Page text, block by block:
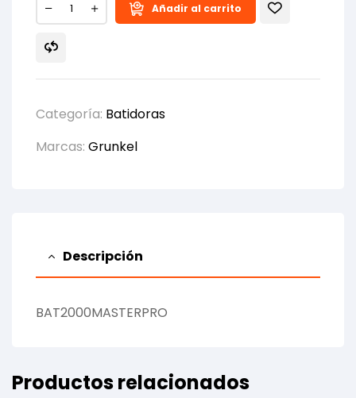
Añadir al carrito
Categoría: Batidoras
Marcas: Grunkel
Descripción
BAT2000MASTERPRO
Productos relacionados